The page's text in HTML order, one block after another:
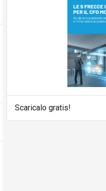
Scaricalo gratis!